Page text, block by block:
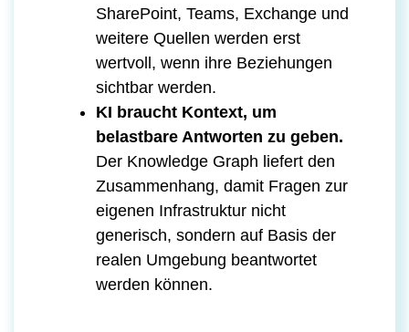
SharePoint, Teams, Exchange und
weitere Quellen werden erst
wertvoll, wenn ihre Beziehungen
sichtbar werden.
KI braucht Kontext, um
belastbare Antworten zu geben.
Der Knowledge Graph liefert den
Zusammenhang, damit Fragen zur
eigenen Infrastruktur nicht
generisch, sondern auf Basis der
realen Umgebung beantwortet
werden können.